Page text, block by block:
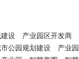
设
产业园区开发商
公园规划建设
产业